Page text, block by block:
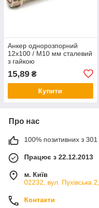
Анкер однорозпорний
12х100 / М10 мм сталевий
з гайкою
15,89 ₴
Купити
Про нас
100% позитивних з 301
Працює з 22.12.2013
м. Київ
02232, вул. Пухівська
Контакти